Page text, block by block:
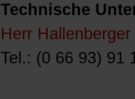
Technische
Herr Hallenberger
Tel.: (0 66 93) 91